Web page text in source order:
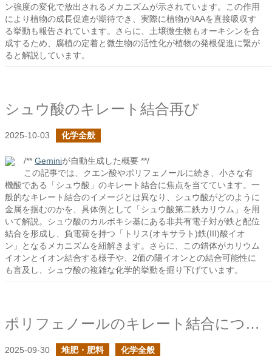
ン強度の変化で放出されるメカニズムが示されています。この作用
により植物の成長促進が期待でき、実際に植物がIAAを直接吸収す
る挙動も報告されています。さらに、土壌微生物もオーキシンを合
成するため、腐植の定着と微生物の活性化が植物の発根促進に繋が
ると解説しています。
シュウ酸のキレート結合再び
2025-10-03 化学全般
/** Geminiが自動生成した概要 **/
この記事では、クエン酸やポリフェノールに続き、小さな有
機酸である「シュウ酸」のキレート結合に焦点を当てています。一
般的なキレート結合のイメージとは異なり、シュウ酸がどのように
金属を掴むのかを、具体例として「シュウ酸第二鉄カリウム」を用
いて解説。シュウ酸のカルボキシ基にある非共有電子対が鉄と配位
結合を形成し、負電荷を持つ「トリス(オキサラト)鉄(III)酸イオ
ン」となるメカニズムを紐解きます。さらに、この錯体がカリウム
イオンとイオン結合する様子や、2価の陽イオンとの結合可能性に
も言及し、シュウ酸の複雑な化学的挙動を掘り下げています。
ポリフェノールのキレート結合について
2025-09-30 堆肥・肥料 化学全般